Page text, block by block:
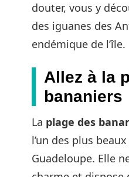
douter, vous y
des iguanes des
endémique de l’île.
Allez à la
bananiers
La plage des
l’un des plus
Guadeloupe. Elle